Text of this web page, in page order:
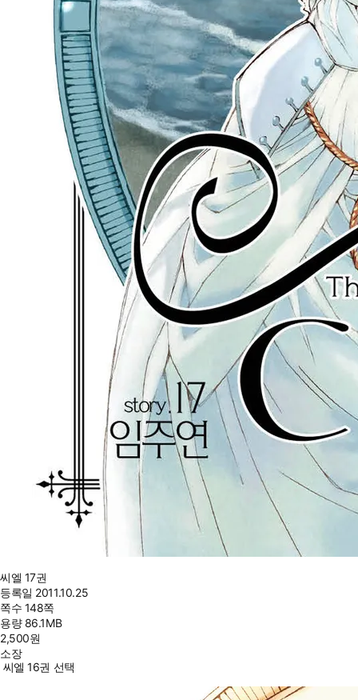
씨엘 17권
등록일 2011.10.25
쪽수 148쪽
용량 86.1MB
2,500원
소장
씨엘 16권 선택